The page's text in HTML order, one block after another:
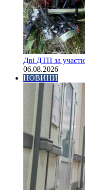
Дві ДТП за
06.08.2026
НОВИНИ